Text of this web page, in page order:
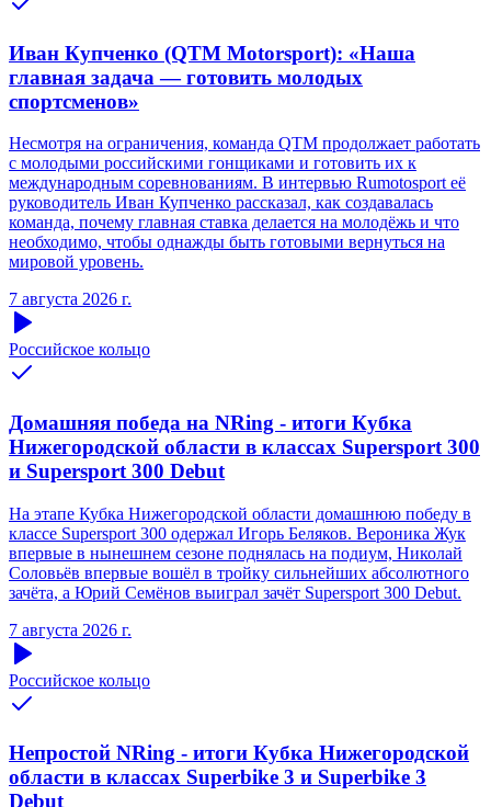
Иван Купченко (QTM Motorsport): «Наша
главная задача — готовить молодых
спортсменов»
Несмотря на ограничения, команда QTM продолжает работать
с молодыми российскими гонщиками и готовить их к
международным соревнованиям. В интервью Rumotosport её
руководитель Иван Купченко рассказал, как создавалась
команда, почему главная ставка делается на молодёжь и что
необходимо, чтобы однажды быть готовыми вернуться на
мировой уровень.
7 августа 2026 г.
Российское кольцо
Домашняя победа на NRing - итоги Кубка
Нижегородской области в классах Supersport 300
и Supersport 300 Debut
На этапе Кубка Нижегородской области домашнюю победу в
классе Supersport 300 одержал Игорь Беляков. Вероника Жук
впервые в нынешнем сезоне поднялась на подиум, Николай
Соловьёв впервые вошёл в тройку сильнейших абсолютного
зачёта, а Юрий Семёнов выиграл зачёт Supersport 300 Debut.
7 августа 2026 г.
Российское кольцо
Непростой NRing - итоги Кубка Нижегородской
области в классах Superbike 3 и Superbike 3
Debut